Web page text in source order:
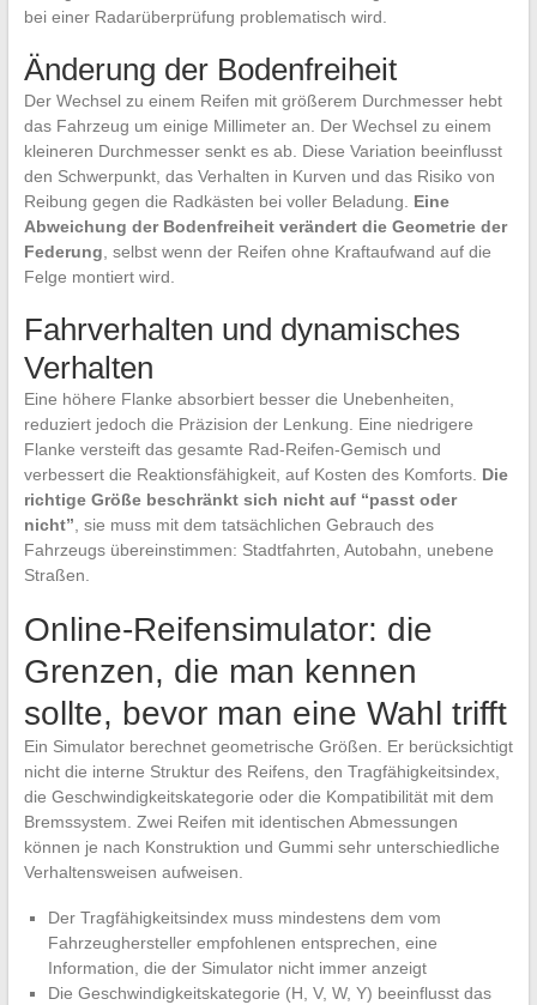
bei einer Radarüberprüfung problematisch wird.
Änderung der Bodenfreiheit
Der Wechsel zu einem Reifen mit größerem Durchmesser hebt
das Fahrzeug um einige Millimeter an. Der Wechsel zu einem
kleineren Durchmesser senkt es ab. Diese Variation beeinflusst
den Schwerpunkt, das Verhalten in Kurven und das Risiko von
Reibung gegen die Radkästen bei voller Beladung. Eine
Abweichung der Bodenfreiheit verändert die Geometrie der
Federung, selbst wenn der Reifen ohne Kraftaufwand auf die
Felge montiert wird.
Fahrverhalten und dynamisches
Verhalten
Eine höhere Flanke absorbiert besser die Unebenheiten,
reduziert jedoch die Präzision der Lenkung. Eine niedrigere
Flanke versteift das gesamte Rad-Reifen-Gemisch und
verbessert die Reaktionsfähigkeit, auf Kosten des Komforts. Die
richtige Größe beschränkt sich nicht auf “passt oder
nicht”, sie muss mit dem tatsächlichen Gebrauch des
Fahrzeugs übereinstimmen: Stadtfahrten, Autobahn, unebene
Straßen.
Online-Reifensimulator: die
Grenzen, die man kennen
sollte, bevor man eine Wahl trifft
Ein Simulator berechnet geometrische Größen. Er berücksichtigt
nicht die interne Struktur des Reifens, den Tragfähigkeitsindex,
die Geschwindigkeitskategorie oder die Kompatibilität mit dem
Bremssystem. Zwei Reifen mit identischen Abmessungen
können je nach Konstruktion und Gummi sehr unterschiedliche
Verhaltensweisen aufweisen.
Der Tragfähigkeitsindex muss mindestens dem vom
Fahrzeughersteller empfohlenen entsprechen, eine
Information, die der Simulator nicht immer anzeigt
Die Geschwindigkeitskategorie (H, V, W, Y) beeinflusst das